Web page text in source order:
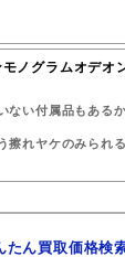
ノグラムオデオ
ない付属品もある
擦れヤケのみられ
たん買取価格検